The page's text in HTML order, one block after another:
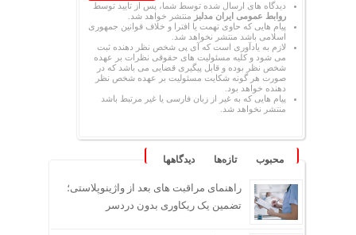
دیدگاه های ارسال شده توسط شما، پس از تایید توسط
روابط عمومی ایران مدلبز منتشر خواهد شد.
پیام هایی که حاوی تهمت یا افترا و خلاف قوانین جمهوری
اسلامی باشد منتشر نخواهد شد.
لازم به یادآوری است که آی پی شخص نظر دهنده ثبت
می شود و کلیه مسئولیت های حقوقی نظرات بر عهده
شخص نظر بوده و قابل پیگیری قضایی می باشد که در
صورت هر گونه شکایت مسئولیت بر عهده شخص نظر
دهنده خواهد بود.
پیام هایی که به غیر از زبان فارسی یا غیر مرتبط باشد
منتشر نخواهد شد.
محبوب تازه‌ها دیدگاهها
راهنمای مراقبت های بعد از واژینوپلاستی؛
تضمین یک ریکاوری بدون دردسر